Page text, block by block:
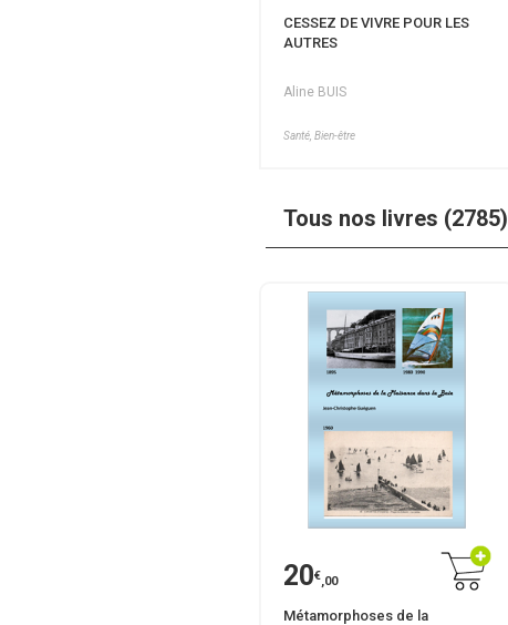
CESSEZ DE VIVRE POUR LES
AUTRES
Aline BUIS
Santé, Bien-être
Tous nos livres (2785)
20€,00
Métamorphoses de la